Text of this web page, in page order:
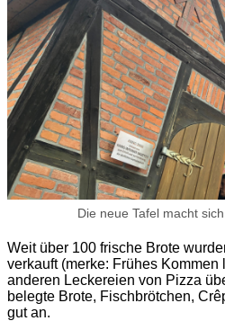
Die neue Tafel macht
Weit über 100 frische Brote
verkauft (merke: Frühes
anderen Leckereien von Pizza
belegte Brote, Fischbrötchen,
gut an.